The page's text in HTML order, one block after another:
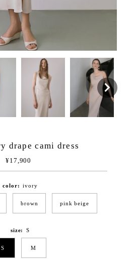
drape cami dress
通
常
格
¥17,900
color: ivory
brown pink beige
size: S
S M